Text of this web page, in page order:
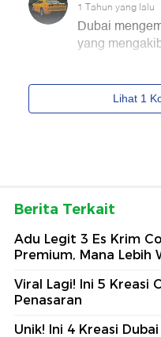
Berita Terkait
Adu Legit 3 Es Krim
Premium, Mana Lebih
Viral Lagi! Ini 5 Kreasi
Penasaran
Unik! Ini 4 Kreasi